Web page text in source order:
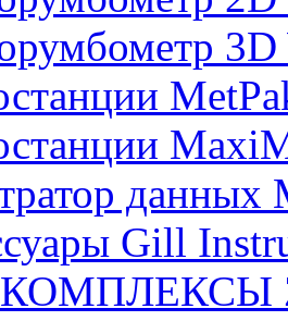
3D
данных
Gill